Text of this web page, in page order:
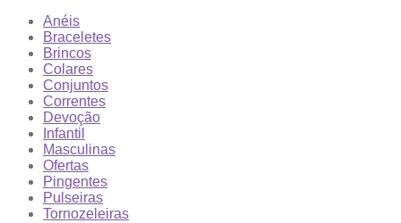
Anéis
Braceletes
Brincos
Colares
Conjuntos
Correntes
Devoção
Infantil
Masculinas
Ofertas
Pingentes
Pulseiras
Tornozeleiras